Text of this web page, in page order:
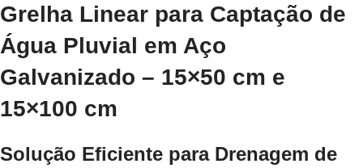
Grelha Linear para Captação de
Água Pluvial em Aço
Galvanizado – 15×50 cm e
15×100 cm
Solução Eficiente para Drenagem de